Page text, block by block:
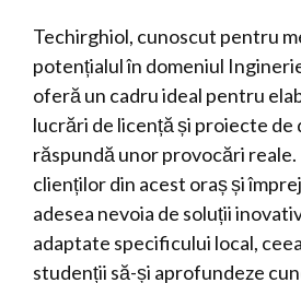
Techirghiol, cunoscut pentru
potențialul în domeniul
oferă un cadru ideal pentru
lucrări de licență și proiecte de
răspundă unor provocări reale.
clienților din acest oraș și
adesea nevoia de soluții
adaptate specificului local,
studenții să-și aprofundeze